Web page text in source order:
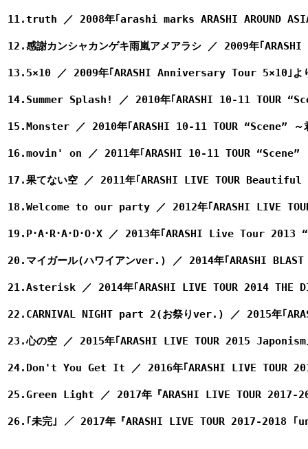
11.truth ／ 2008年｢arashi marks ARASHI AROUND
12.感謝カンシャカンゲキ雨嵐アメアラシ ／ 2009年｢
13.5×10 ／ 2009年｢ARASHI Anniversary Tour 5×10｣よ
14.Summer Splash! ／ 2010年｢ARASHI 10-11 TOUR
15.Monster ／ 2010年｢ARASHI 10-11 TOUR “Scene” ～
16.movin' on ／ 2011年｢ARASHI 10-11 TOUR “Scene”
17.果てない空 ／ 2011年｢ARASHI LIVE TOUR Beautiful
18.Welcome to our party ／ 2012年｢ARASHI LIVE
19.P･A･R･A･D･O･X ／ 2013年｢ARASHI Live Tour 2013
20.マイガール(ハワイアンver.) ／ 2014年｢ARASHI
21.Asterisk ／ 2014年｢ARASHI LIVE TOUR 2014 THE
22.CARNIVAL NIGHT part 2(お祭りver.) ／ 2015年｢
23.心の空 ／ 2015年｢ARASHI LIVE TOUR 2015 Japonism
24.Don't You Get It ／ 2016年｢ARASHI LIVE TOUR
25.Green Light ／ 2017年『ARASHI LIVE TOUR 2017-